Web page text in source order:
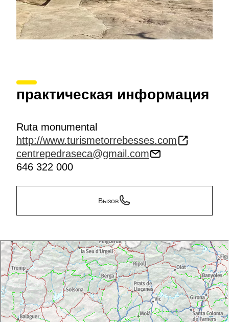
практическая информация
Ruta monumental
http://www.turismetorrebesses.com
centrepedraseca@gmail.com
646 322 000
Вызов